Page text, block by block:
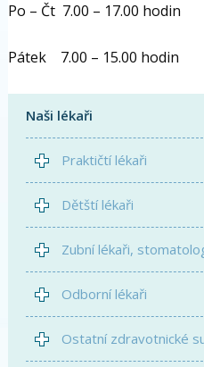
Po – Čt 7.00 – 17.00 hodin
Pátek 7.00 – 15.00 hodin
Naši lékaři
Praktičtí lékaři
Dětští lékaři
Zubní lékaři,
Odborní lékaři
Ostatní zdravotnické